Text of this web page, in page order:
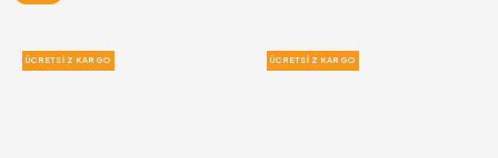
ÜCRETSIZ KARGO ÜCRETSIZ KARGO